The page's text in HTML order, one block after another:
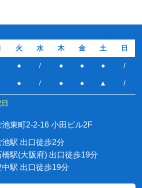
火 水 木 金 土 日
● / ● ● ● /
● / ● ● ▲ /
東町2-2-16 小田ビル2F
駅 出口徒歩2分
駅(大阪府) 出口徒歩19分
駅 出口徒歩19分